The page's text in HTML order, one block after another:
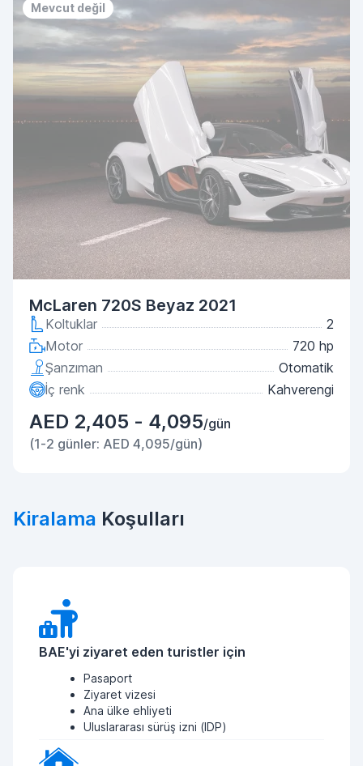
Mevcut değil
McLaren 720S Beyaz 2021
Koltuklar
2
Motor
720 hp
Şanzıman
Otomatik
İç renk
Kahverengi
AED 2,405 - 4,095/gün
(1-2 günler: AED 4,095/gün)
Kiralama Koşulları
BAE'yi ziyaret eden turistler için
Pasaport
Ziyaret vizesi
Ana ülke ehliyeti
Uluslararası sürüş izni (IDP)